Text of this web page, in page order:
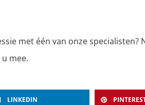
met één van onze specialisten?
mee.
LINKEDIN